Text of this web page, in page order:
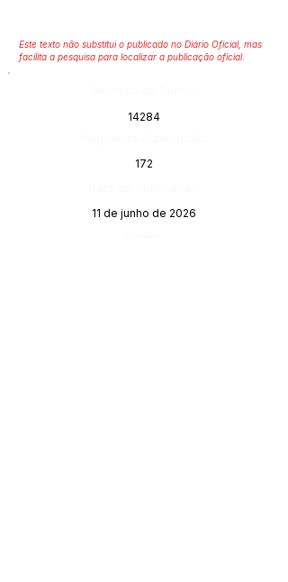
Este texto não substitui o publicado no Diário Oficial, mas
facilita a pesquisa para localizar a publicação oficial.
14284
172
11 de junho de 2026